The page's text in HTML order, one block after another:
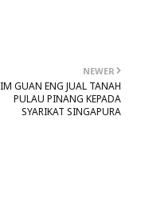
NEWER
GUAN ENG JUAL TANAH
PULAU PINANG KEPADA
SYARIKAT SINGAPURA